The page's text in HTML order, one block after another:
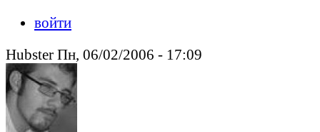
войти
Hubster Пн, 06/02/2006 - 17:09